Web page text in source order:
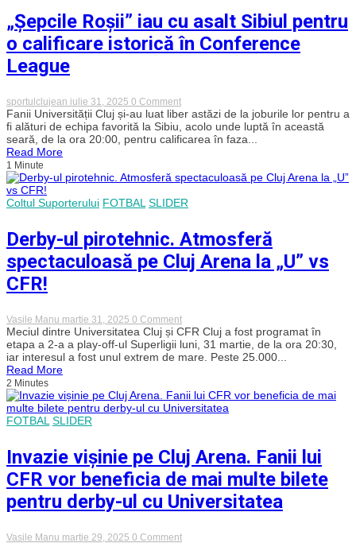
Arena,
după
înfrângerea
în
„Șepcile Roșii” iau cu asalt Sibiul pentru
o calificare istorică în Conference
League
sportulclujean iulie 31, 2025 0 Commenton
„Șepcile
Roșii”
iau
cu
pentru
calificare
istorică
Conference
League
Fanii Universității Cluj și-au luat liber astăzi de la joburile lor pentru a
fi alături de echipa favorită la Sibiu, acolo unde luptă în această
seară, de la ora 20:00, pentru calificarea în faza...
Read More
1 Minute
Coltul Suporterului FOTBAL SLIDER
Derby-ul pirotehnic. Atmosferă
spectaculoasă pe Cluj Arena la „U” vs
CFR!
Vasile Manu martie 31, 2025 0 Commenton
Derby-
ul
pirotehnic.
Atmosferă
Cluj
Arena
CFR!
Meciul dintre Universitatea Cluj și CFR Cluj a fost programat în
etapa a 2-a a play-off-ul Superligii luni, 31 martie, de la ora 20:30,
iar interesul a fost unul extrem de mare. Peste 25.000...
Read More
2 Minutes
FOTBAL SLIDER
Invazie vișinie pe Cluj Arena. Fanii lui
CFR vor beneficia de mai multe bilete
pentru derby-ul cu Universitatea
Vasile Manu martie 29, 2025 0 Commenton